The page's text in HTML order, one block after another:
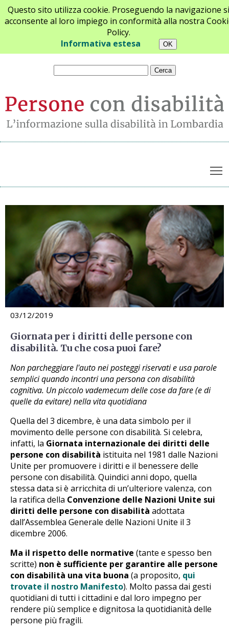
Questo sito utilizza cookie. Proseguendo la navigazione si
acconsente al loro impiego in conformità alla nostra
Policy.
Informativa estesa
Chi siamo Newsletter Contatti
Archivio notizie
03/12/2019
Giornata per i diritti delle persone con
disabilità. Tu che cosa puoi fare?
Non parcheggiare l'auto nei posteggi riservati e usa parole
semplici quando incontri una persona con disabilità
cognitiva. Un piccolo vademecum delle cose da fare (e di
quelle da evitare) nella vita quotidiana
Quella del 3 dicembre, è una data simbolo per il
movimento delle persone con disabilità. Si celebra,
infatti, la Giornata internazionale dei diritti delle
persone con disabilità istituita nel 1981 dalle Nazioni
Unite per promuovere i diritti e il benessere delle
persone con disabilità. Quindici anni dopo, quella
stessa data si è arricchita di un’ulteriore valenza, con
la ratifica della Convenzione delle Nazioni Unite sui
diritti delle persone con disabilità adottata
dall’Assemblea Generale delle Nazioni Unite il 3
dicembre 2006.
Ma il rispetto delle normative (tante e spesso ben
scritte) non è sufficiente per garantire alle persone
con disabilità una vita buona (a proposito, qui
trovate il nostro Manifesto). Molto passa dai gesti
quotidiani di tutti i cittadini e dal loro impegno per
rendere più semplice e dignitosa la quotidianità delle
persone più fragili.